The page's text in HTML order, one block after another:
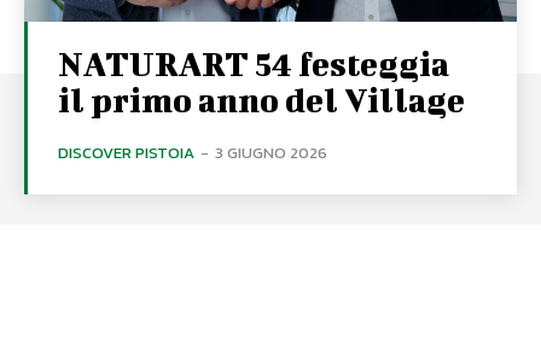
NATURART 54 festeggia
il primo anno del Village
DISCOVER PISTOIA - 3 GIUGNO 2026